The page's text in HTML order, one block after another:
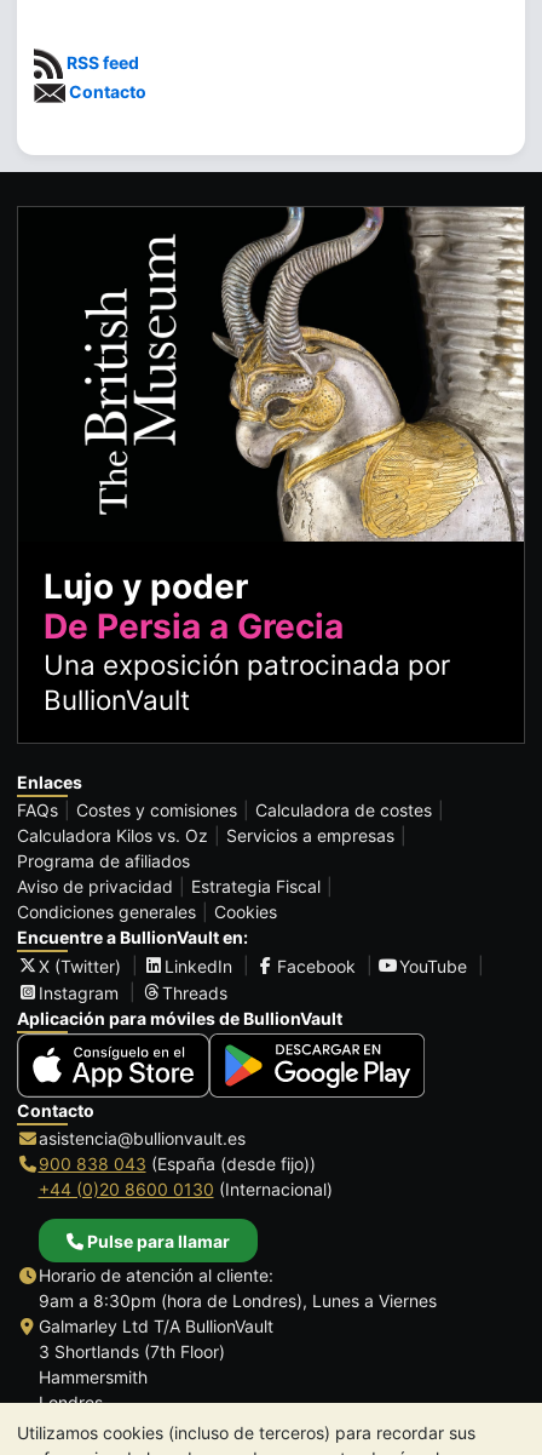
Utilizamos cookies (incluso de terceros) para recordar sus
RSS feed
Contacto
Lujo y poder
De Persia a Grecia
Una exposición patrocinada por
BullionVault
Enlaces
FAQs
Costes y comisiones
Calculadora de costes
Calculadora Kilos vs. Oz
Servicios a empresas
Programa de afiliados
Aviso de privacidad
Estrategia Fiscal
Condiciones generales
Cookies
Encuentre a BullionVault en:
X (Twitter)
LinkedIn Facebook
YouTube
Instagram
Threads
Aplicación para móviles de BullionVault
Contacto
asistencia@bullionvault.es
900 838 043 (España (desde fijo))
+44 (0)20 8600 0130 (Internacional)
Pulse para llamar
Horario de atención al cliente:
9am a 8:30pm (hora de Londres), Lunes a Viernes
Galmarley Ltd T/A BullionVault
3 Shortlands (7th Floor)
Hammersmith
Londres
W6 8DA